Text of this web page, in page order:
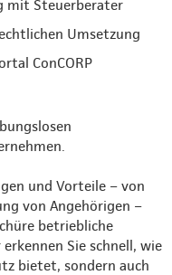
mit Steuerberater
Umsetzung
ConCORP
und Vorteile – von
von Angehörigen –
betriebliche
Sie schnell, wie
bietet, sondern auch